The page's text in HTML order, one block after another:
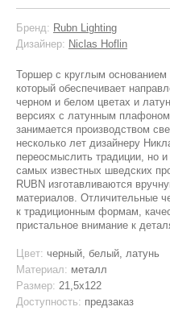
Бренд: Rubn Lighting
Дизайнер: Niclas Hoflin
Торшер с круглым
который обеспечивает
черном и белом цветах и
версиях с латунным
занимается производством
несколько лет дизайнеру
переосмыслить традиции, но
самых известных шведских
RUBN изготавливаются
материалов. Отличительные
к традиционным формам,
пристальное внимание к
Цвет: черный, белый, латунь
Материал: металл
Размер: 21,5х122
Доступность: предзаказ